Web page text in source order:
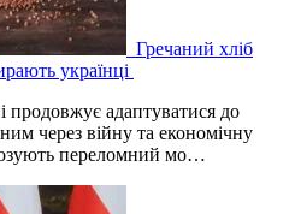
Гречаний хліб
українці
продовжує адаптуватися до
через війну та економічну
переломний мо…